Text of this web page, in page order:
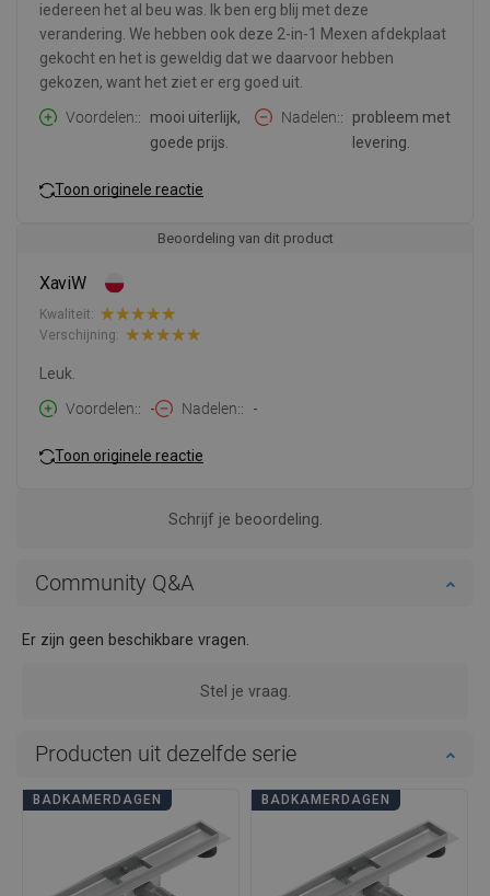
iedereen het al beu was. Ik ben erg blij met deze
verandering. We hebben ook deze 2-in-1 Mexen afdekplaat
gekocht en het is geweldig dat we daarvoor hebben
gekozen, want het ziet er erg goed uit.
Voordelen:
mooi uiterlijk,
goede prijs.
Nadelen:
probleem met
levering.
Toon originele reactie
Beoordeling van dit product
XaviW
Kwaliteit:
Verschijning:
Leuk.
Voordelen:
- Nadelen: -
Toon originele reactie
Schrijf je beoordeling.
Community Q&A
Er zijn geen beschikbare vragen.
Stel je vraag.
Producten uit dezelfde serie
BADKAMERDAGEN BADKAMERDAGEN